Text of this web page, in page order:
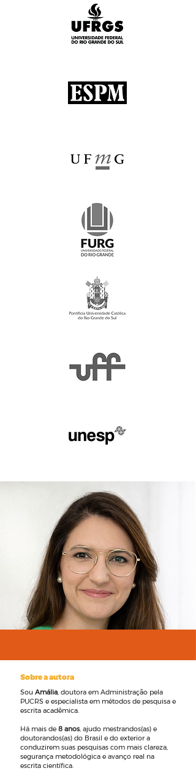
Sobre a autora
Sou Amália, doutora em Administração pela
PUCRS e especialista em métodos de pesquisa e
escrita acadêmica.
Há mais de 8 anos, ajudo mestrandos(as) e
doutorandos(as) do Brasil e do exterior a
conduzirem suas pesquisas com mais clareza,
segurança metodológica e avanço real na
escrita científica.